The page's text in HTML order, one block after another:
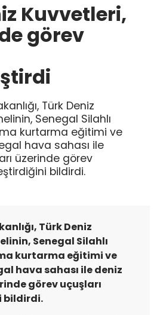
Kuvvetleri,
görev
Türk Deniz
Senegal Silahlı
kurtarma eğitimi ve
hava sahası ile
üzerinde görev
bildirdi.
Türk Deniz
Senegal Silahlı
kurtarma eğitimi ve
hava sahası ile deniz
görev uçuşları
bildirdi.